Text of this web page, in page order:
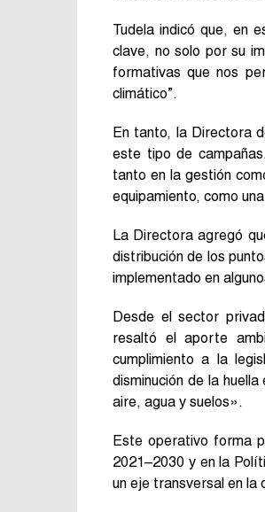
Tudela indicó que, en
clave, no solo por su
formativas que nos
climático”.
En tanto, la Directora
este tipo de
tanto en la gestión
equipamiento, como
La Directora agregó
distribución de los
implementado en
Desde el sector
resaltó el aporte
cumplimiento a la
disminución de la
aire, agua y suelos».
Este operativo forma
2021–2030 y en la
un eje transversal en la